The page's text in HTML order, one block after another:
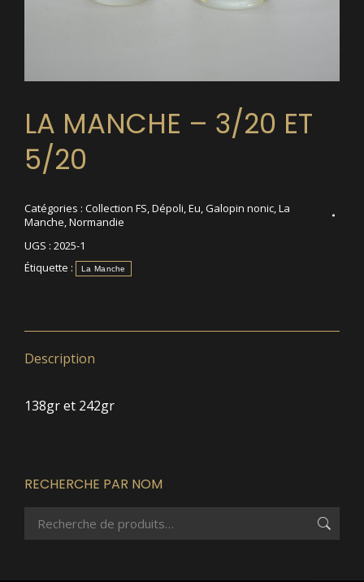
LA MANCHE – 3/20 ET
5/20
Catégories : Collection FS,Dépoli,Eu,Galopin nonic,La
Manche,Normandie
UGS : 2025-1
Étiquette :
La Manche
Description
138gr et 242gr
RECHERCHE PAR NOM